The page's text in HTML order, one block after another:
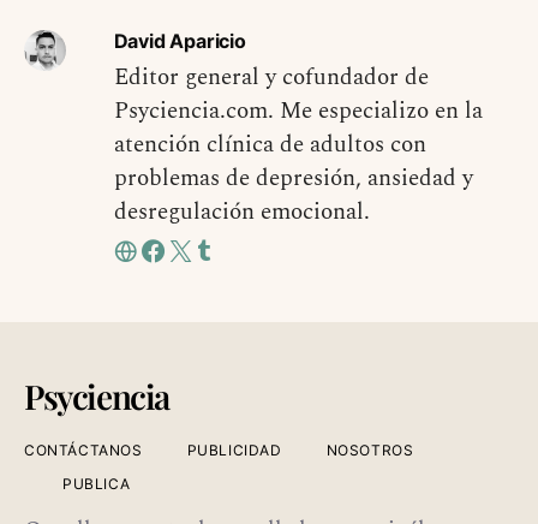
David Aparicio
Editor general y cofundador de
Psyciencia.com. Me especializo en la
atención clínica de adultos con
problemas de depresión, ansiedad y
desregulación emocional.
Psyciencia
CONTÁCTANOS PUBLICIDAD
NOSOTROS
PUBLICA